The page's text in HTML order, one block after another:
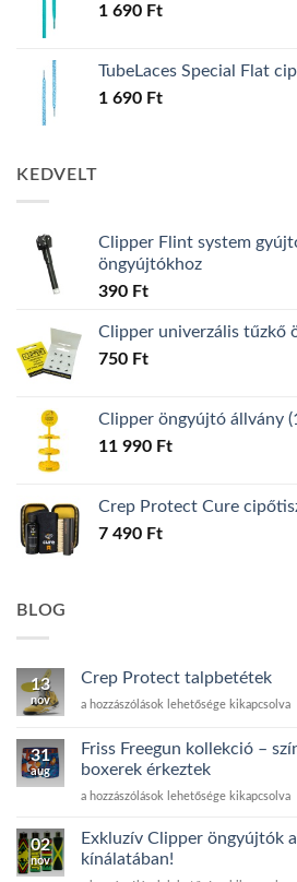
1 690 Ft
TubeLaces Special Flat
1 690 Ft
KEDVELT
Clipper Flint system
öngyújtókhoz
390 Ft
Clipper univerzális tűzkő
750 Ft
Clipper öngyújtó állvány
11 990 Ft
Crep Protect Cure
7 490 Ft
BLOG
13
nov
Crep Protect talpbetétek
Crep
talpbetétek
a hozzászólások lehetősége kikapcsolva
31
aug
Friss Freegun kollekció –
boxerek érkeztek
Friss
kollekció
–
a hozzászólások lehetősége kikapcsolva
02
nov
Exkluzív Clipper öngyújtók
kínálatában!